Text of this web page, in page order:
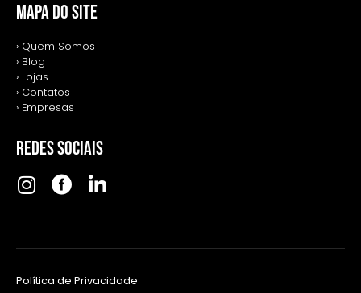
MAPA DO SITE
› Quem Somos
› Blog
› Lojas
› Contatos
› Empresas
REDES SOCIAIS
Política de Privacidade